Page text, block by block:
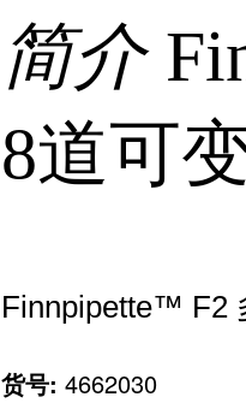
简介
8道可
Finnpipette™ F2
货号: 4662030